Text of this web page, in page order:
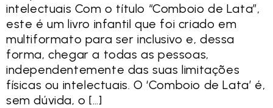
intelectuais Com o título “Comboio de Lata”,
este é um livro infantil que foi criado em
multiformato para ser inclusivo e, dessa
forma, chegar a todas as pessoas,
independentemente das suas limitações
físicas ou intelectuais. O ‘Comboio de Lata’ é,
sem dúvida, o […]